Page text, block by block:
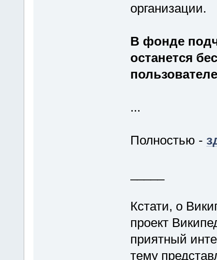
организации.
В фонде
останется
...
Полностью -
Кстати, о
проект
приятный
тему